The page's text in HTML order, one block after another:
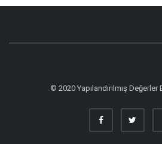
© 2020 Yapılandırılmış